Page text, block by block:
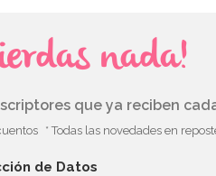
nada!
que ya reciben
* Todas las novedades en
de Datos